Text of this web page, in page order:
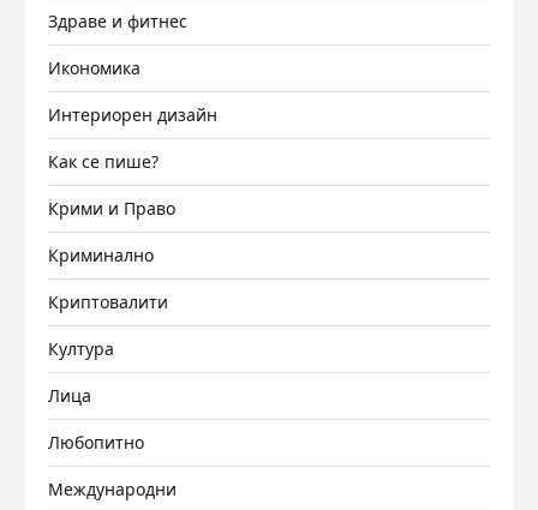
Здраве и фитнес
Икономика
Интериорен дизайн
Как се пише?
Крими и Право
Криминално
Криптовалити
Култура
Лица
Любопитно
Международни